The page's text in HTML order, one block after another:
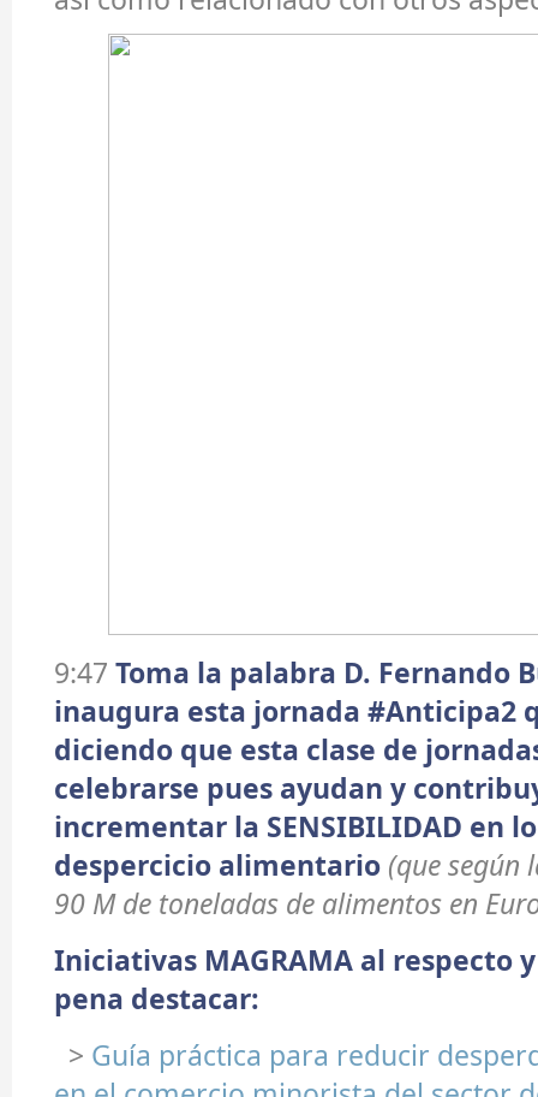
9:47 Toma la palabra D. Fernando
inaugura esta jornada #Anticipa2
diciendo que esta clase de
celebrarse pues ayudan y
incrementar la SENSIBILIDAD en
despercicio alimentario (que según
90 M de toneladas de alimentos en
Iniciativas MAGRAMA al respecto
pena destacar:
> Guía práctica para reducir